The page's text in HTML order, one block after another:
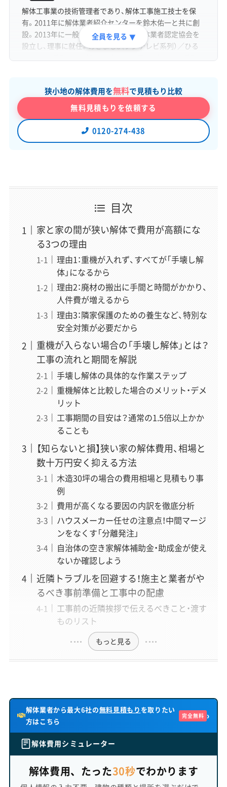
解体工事業の技術管理者であり、解体工事施工技士を保
有。2011年に解体業者紹介センターを鈴木佑一と共に創
設。2013年に一般社団法人あんしん解体業者認定協会を
設立し、理事に就任。めざまし8（フジテレビ系列）／ひる
現場解説
解体アドバイザー歴15年、相談実績は11万件以上。お客様
の不安を笑顔に変える現場のプロフェッショナル。「どん
な些細なことでも構いません」をモットーに、一期一会の
精神でお客様一人ひとりと向き合い、契約から工事完了ま
で心から安心できる業者選定をサポート。この記事では現
場のリアルな視点から解説を担当。
「スッキリ解体」編集長
稲垣 瑞稀（いながき みずき）
解体業界専門のWebメディアでWebディレクターとして6
年以上、企画・執筆・編集から500社以上の解体業者取材ま
段にある空き家問題（管理・解体・補助金・税制）にも取材領
域を広げている。正しい情報が届かず困っている方を助け
たいという想いから、一個人の責任と情熱で「スッキリ解
体」を立ち上げ、全記事の編集に責任を持つ。
» 運営者情報とサイトの制作理念はこちら
酒巻 久未子（さかまき くみこ）
「解体工事でお悩みの方に、同じ主婦の立場から実用的な
情報をお届けします。」
数多くのお客様や業者様へのインタビューを通じて、お客
様が抱えるリアルな悩みに精通。実際の解体工事現場での
取材を重ね、特に「お金」や「近隣トラブル」といった、誰も
が不安に思うテーマについて、心に寄り添う記事を執筆。
子育て中の母親ならではの、きめ細やかな視点も大切にし
全員を見る ▼
狭小地の解体費用を無料で見積もり比較
無料見積もりを依頼する
0120-274-438
目次
家と家の間が狭い解体で費用が高額にな
る3つの理由
理由1：重機が入れず、すべてが「手壊し解
体」になるから
理由2：廃材の搬出に手間と時間がかかり、
人件費が増えるから
理由3：隣家保護のための養生など、特別な
安全対策が必要だから
重機が入らない場合の「手壊し解体」とは？
工事の流れと期間を解説
手壊し解体の具体的な作業ステップ
重機解体と比較した場合のメリット・デメ
リット
工事期間の目安は？通常の1.5倍以上かか
ることも
【知らないと損】狭い家の解体費用、相場と
数十万円安く抑える方法
木造30坪の場合の費用相場と見積もり事
例
費用が高くなる要因の内訳を徹底分析
ハウスメーカー任せの注意点！中間マージ
ンをなくす「分離発注」
自治体の空き家解体補助金・助成金が使え
ないか確認しよう
近隣トラブルを回避する！施主と業者がや
るべき事前準備と工事中の配慮
工事前の近隣挨拶で伝えるべきこと・渡す
ものリスト
もっと見る
解体業者から最大6社の無料見積もり を取りたい
方はこちら
完全無料 ›
解体費用シミュレーター
解体費用、たった 30秒でわかります